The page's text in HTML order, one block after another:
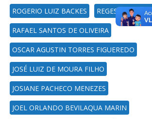
ROGERIO LUIZ BACKES REGES DURIGON
RAFAEL SANTOS DE OLIVEIRA
OSCAR AGUSTIN TORRES FIGUEREDO
JOSÉ LUIZ DE MOURA FILHO
JOSIANE PACHECO MENEZES
JOEL ORLANDO BEVILAQUA MARIN